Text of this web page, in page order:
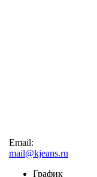
Email:
mail@kjeans.ru
График